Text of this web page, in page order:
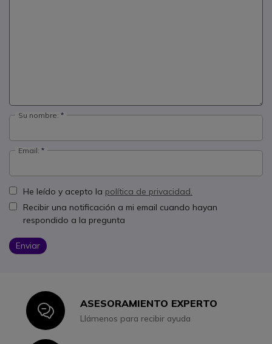
Su nombre:
Email:
He leído y acepto la política de privacidad.
Recibir una notificación a mi email cuando hayan
respondido a la pregunta
Enviar
IconASESORAMIENTO EXPERTO
Llámenos para recibir ayuda